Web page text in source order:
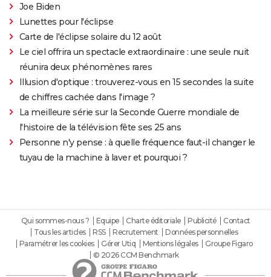
Joe Biden
Lunettes pour l'éclipse
Carte de l'éclipse solaire du 12 août
Le ciel offrira un spectacle extraordinaire : une seule nuit
réunira deux phénomènes rares
Illusion d'optique : trouverez-vous en 15 secondes la suite
de chiffres cachée dans l'image ?
La meilleure série sur la Seconde Guerre mondiale de
l'histoire de la télévision fête ses 25 ans
Personne n'y pense : à quelle fréquence faut-il changer le
tuyau de la machine à laver et pourquoi ?
Qui sommes-nous ? Equipe Charte éditoriale Publicité
Contact
Tous les articles
RSS Recrutement
Données personnelles
Paramétrer les cookies
Gérer Utiq Mentions légales
Groupe Figaro
© 2026 CCM Benchmark